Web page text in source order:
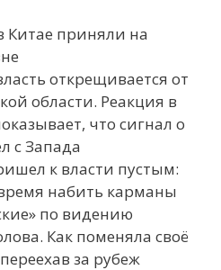
Китае приняли на
открещивается от
области. Реакция в
что сигнал о
с Запада
к власти пустым:
набить карманы
по видению
Как поменяла своё
за рубеж